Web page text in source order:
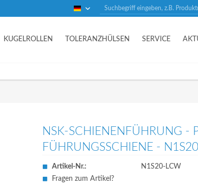
Deutsch
KUGELROLLEN TOLERANZHÜLSEN SERVICE
NSK-SCHIENENFÜHRUNG -
FÜHRUNGSSCHIENE -
Artikel-Nr.:
N1S20-LCW
Fragen zum Artikel?